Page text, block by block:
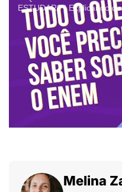
ESTUDAR? | Explicando
Melina